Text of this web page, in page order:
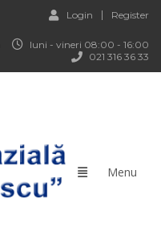
Login Register
luni - vineri 08:00 - 16:00
021 316 36 33